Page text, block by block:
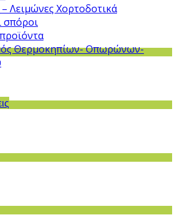
Λειμώνες Χορτοδοτικά
σπόροι
Θερμοκηπίων- Οπωρώνων-